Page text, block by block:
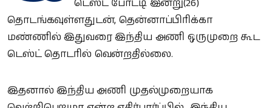
டெஸ்ட் போட்டி இன்று(26)
தொடங்கவுள்ளதுடன், தென்னாப்பிரிக்கா
மண்ணில் இதுவரை இந்திய அணி ஒருமுறை கூட
டெஸ்ட் தொடரில் வென்றதில்லை.
இதனால் இந்திய அணி முதல்முறையாக